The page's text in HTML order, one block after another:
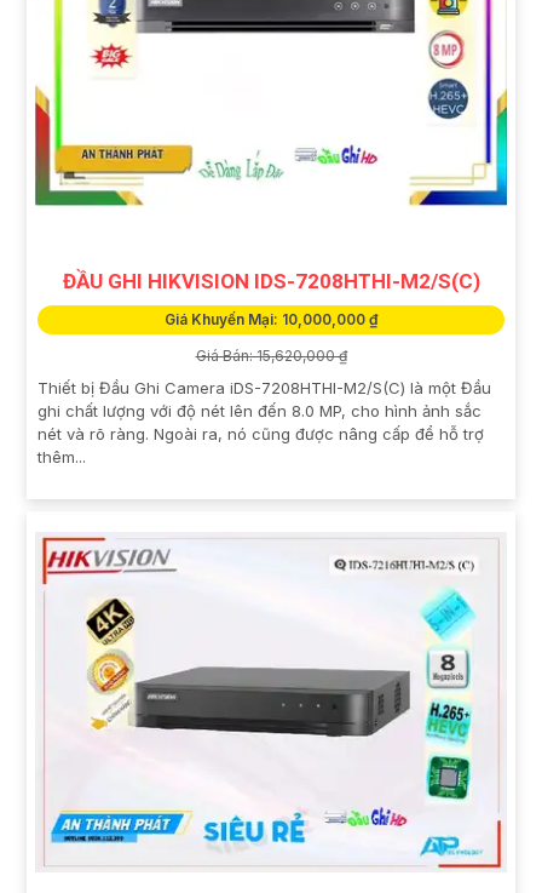
ĐẦU GHI HIKVISION IDS-7208HTHI-M2/S(C)
Giá Khuyến Mại: 10,000,000 ₫
Giá Bán: 15,620,000 ₫
Thiết bị Đầu Ghi Camera iDS-7208HTHI-M2/S(C) là một Đầu
ghi chất lượng với độ nét lên đến 8.0 MP, cho hình ảnh sắc
nét và rõ ràng. Ngoài ra, nó cũng được nâng cấp để hỗ trợ
thêm...